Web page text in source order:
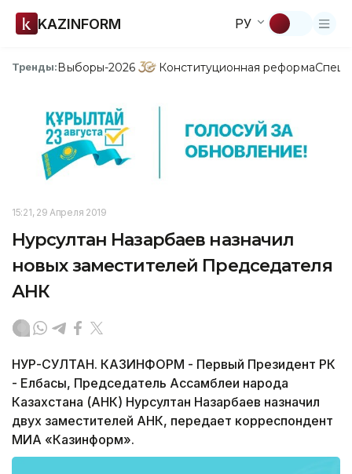
KAZINFORM РУ
Тренды:Выборы-2026 Конституционная реформа
15:21, 29 Апреля 2019
Нурсултан Назарбаев назначил
новых заместителей Председателя
АНК
НУР-СУЛТАН. КАЗИНФОРМ - Первый Президент РК
- Елбасы, Председатель Ассамблеи народа
Казахстана (АНК) Нурсултан Назарбаев назначил
двух заместителей АНК, передает корреспондент
МИА «Казинформ».